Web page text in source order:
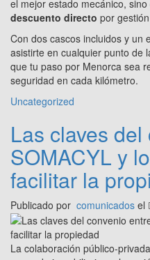
el mejor estado mecánico,
descuento directo por
Con dos cascos incluidos y un
asistirte en cualquier punto de
que tu paso por Menorca sea
seguridad en cada kilómetro.
Uncategorized
Las claves
SOMACYL y
facilitar la
Publicado por comunicados el
La colaboración público-